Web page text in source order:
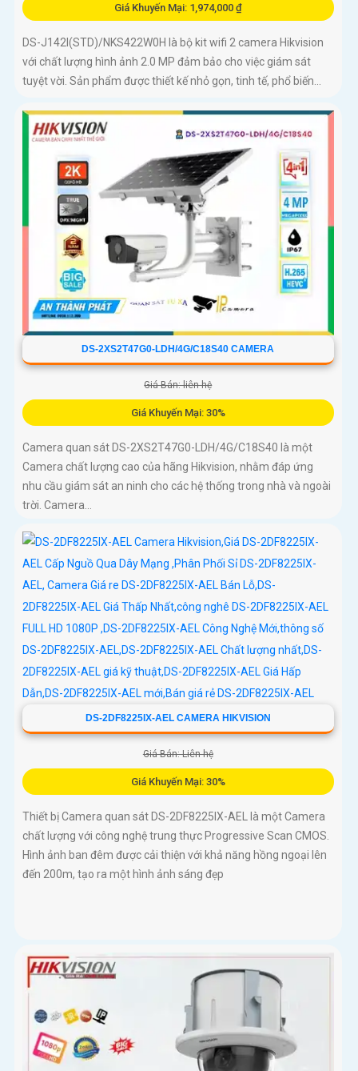
Giá Khuyến Mại: 1,974,000 ₫
DS-J142I(STD)/NKS422W0H là bộ kit wifi 2 camera Hikvision
với chất lượng hình ảnh 2.0 MP đảm bảo cho việc giám sát
tuyệt vời. Sản phẩm được thiết kế nhỏ gọn, tinh tế, phổ biến...
DS-2XS2T47G0-LDH/4G/C18S40 CAMERA
Giá Bán: liên hệ
Giá Khuyến Mại: 30%
Camera quan sát DS-2XS2T47G0-LDH/4G/C18S40 là một
Camera chất lượng cao của hãng Hikvision, nhằm đáp ứng
nhu cầu giám sát an ninh cho các hệ thống trong nhà và ngoài
trời. Camera...
DS-2DF8225IX-AEL CAMERA HIKVISION
Giá Bán: Liên hệ
Giá Khuyến Mại: 30%
Thiết bị Camera quan sát DS-2DF8225IX-AEL là một Camera
chất lượng với công nghệ trung thực Progressive Scan CMOS.
Hình ảnh ban đêm được cải thiện với khả năng hồng ngoại lên
đến 200m, tạo ra một hình ảnh sáng đẹp